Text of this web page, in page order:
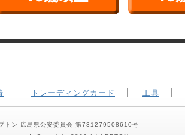
トレーディングカード 工具
トン 広島県公安委員会 第731279508610号